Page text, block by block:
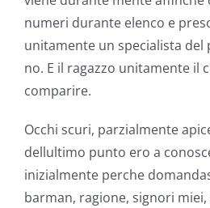
numeri durante elenco e
unitamente un specialista
no. E il ragazzo unitamente il
comparire.
Occhi scuri, parzialmente
dellultimo punto ero a
inizialmente perche
barman, ragione, signori